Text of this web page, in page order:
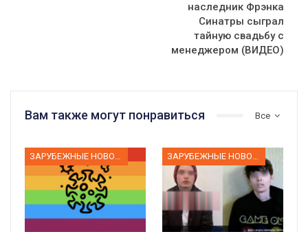
наследник Фрэнка
Синатры сыграл
тайную свадьбу с
менеджером (ВИДЕО)
Все
Вам также могут понравиться